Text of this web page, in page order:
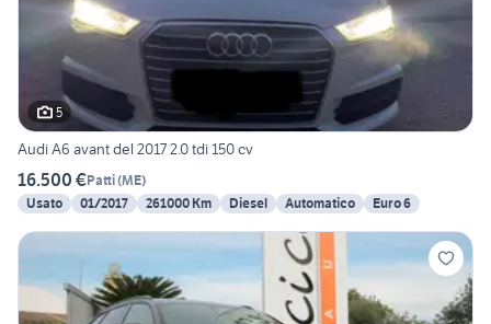
5
Audi A6 avant del 2017 2.0 tdi 150 cv
16.500 €Patti(ME)
Usato
01/2017 261000 Km Diesel Automatico Euro 6